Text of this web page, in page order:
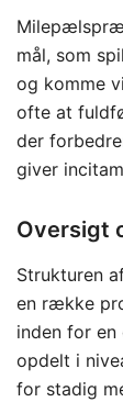
mål, som
og komme
ofte at
der
giver
Oversigt
Strukturen
en række
inden for
opdelt i
for stadig